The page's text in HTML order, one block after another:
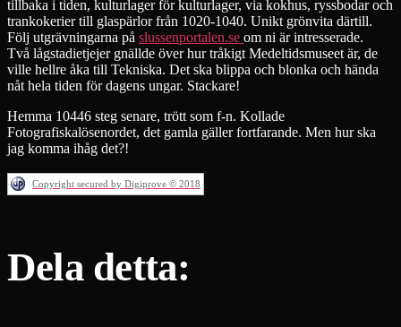
tillbaka i tiden, kulturlager för kulturlager, via kokhus, ryssbodar och
trankokerier till glaspärlor från 1020-1040. Unikt grönvita därtill.
Följ utgrävningarna på slussenportalen.se om ni är intresserade.
Två lågstadietjejer gnällde över hur tråkigt Medeltidsmuseet är, de
ville hellre åka till Tekniska. Det ska blippa och blonka och hända
nåt hela tiden för dagens ungar. Stackare!
Hemma 10446 steg senare, trött som f-n. Kollade
Fotografiskalösenordet, det gamla gäller fortfarande. Men hur ska
jag komma ihåg det?!
Copyright secured by Digiprove © 2018
Dela detta: